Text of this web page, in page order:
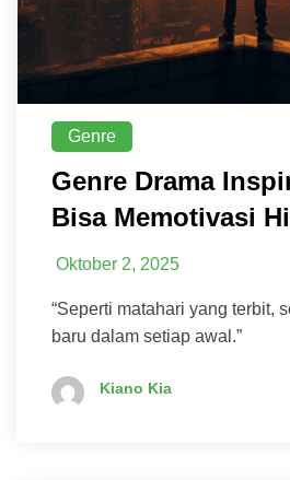
Genre
Genre Drama
Bisa Memotivasi
Oktober 2, 2025
“Seperti matahari yang terbit,
baru dalam setiap awal.”
Kiano Kia